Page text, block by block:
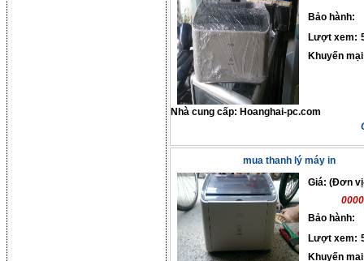
Bảo hành:
Lượt xem:
Khuyến
Nhà cung cấp: Hoanghai-pc.com
mua thanh lý máy in
Giá: (Đơn
Bảo hành:
Lượt xem:
Khuyến